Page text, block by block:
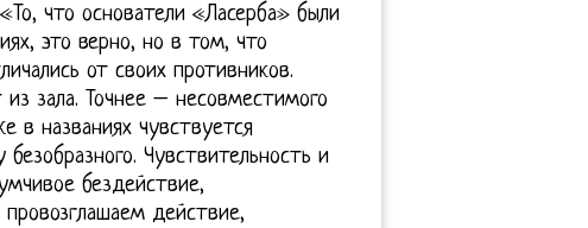
что основатели «Ласерба» были
это верно, но в том, что
от своих противников.
зала. Точнее – несовместимого
в названиях чувствуется
Чувствительность и
бездействие,
действие,